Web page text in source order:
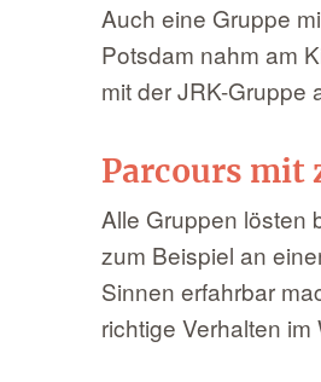
Auch eine Gruppe
Potsdam nahm am
mit der JRK-Gruppe
Parcours mit
Alle Gruppen lösten
zum Beispiel an
Sinnen erfahrbar
richtige Verhalten